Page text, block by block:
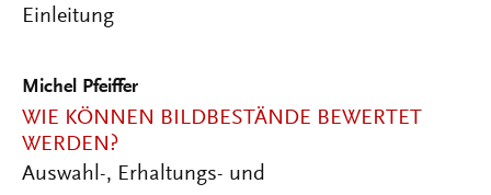
Einleitung
Michel Pfeiffer
WIE KÖNNEN BILDBESTÄNDE BEWERTET
WERDEN?
Auswahl-, Erhaltungs- und